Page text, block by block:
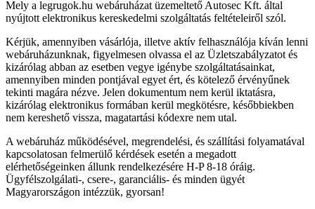
Mely a legrugok.hu webáruházat üzemeltető Autosec Kft. által
nyújtott elektronikus kereskedelmi szolgáltatás feltételeiről szól.
Kérjük, amennyiben vásárlója, illetve aktív felhasználója kíván lenni
webáruházunknak, figyelmesen olvassa el az Üzletszabályzatot és
kizárólag abban az esetben vegye igénybe szolgáltatásainkat,
amennyiben minden pontjával egyet ért, és kötelező érvényűnek
tekinti magára nézve. Jelen dokumentum nem kerül iktatásra,
kizárólag elektronikus formában kerül megkötésre, későbbiekben
nem kereshető vissza, magatartási kódexre nem utal.
A webáruház működésével, megrendelési, és szállítási folyamatával
kapcsolatosan felmerülő kérdések esetén a megadott
elérhetőségeinken állunk rendelkezésére H-P 8-18 óráig.
Ügyfélszolgálati-, csere-, garanciális- és minden ügyét
Magyarországon intézzük, gyorsan!